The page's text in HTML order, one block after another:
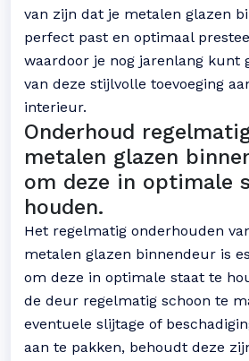
van zijn dat je metalen glazen
perfect past en optimaal
waardoor je nog jarenlang kunt
van deze stijlvolle toevoeging
interieur.
Onderhoud
metalen glazen
om deze in optimale
houden.
Het regelmatig onderhouden
metalen glazen binnendeur is
om deze in optimale staat te
de deur regelmatig schoon te
eventuele slijtage of
aan te pakken, behoudt deze